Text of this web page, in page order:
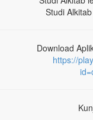
Studi
Download
https://